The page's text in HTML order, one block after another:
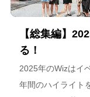
【総集編】
る！
2025年のWizはイ
年間のハイライト